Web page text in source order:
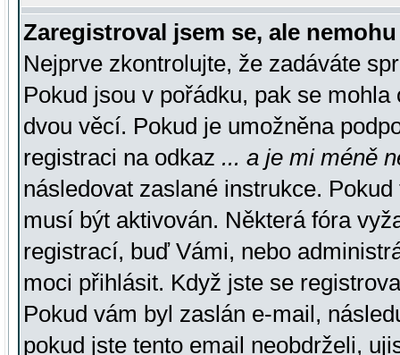
Zaregistroval jsem se, ale
Nejprve zkontrolujte, že zadáváte
Pokud jsou v pořádku, pak se
dvou věcí. Pokud je umožněna
registraci na odkaz ... a je mi méně
následovat zaslané instrukce.
musí být aktivován. Některá fóra
registrací, buď Vámi, nebo
moci přihlásit. Když jste se
Pokud vám byl zaslán e-mail,
pokud jste tento email neobdrželi,